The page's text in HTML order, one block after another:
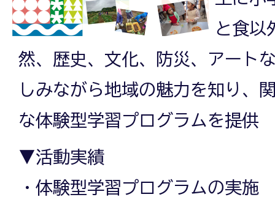
と食以
然、歴史、文化、防災、アート
しみながら地域の魅力を知り、
な体験型学習プログラムを提供
▼活動実績
・体験型学習プログラムの実施